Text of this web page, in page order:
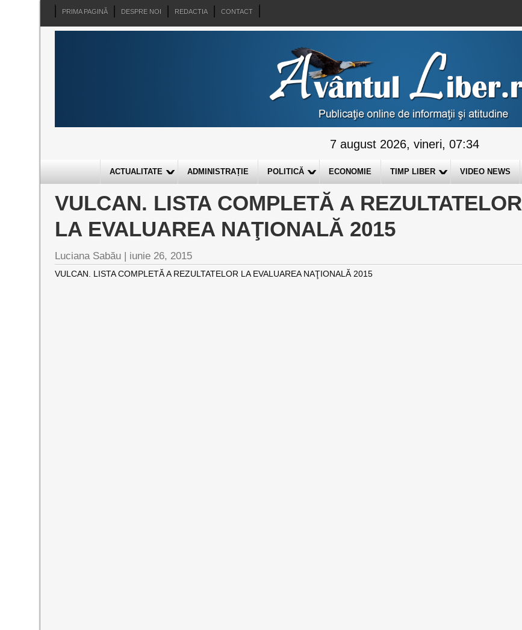
PRIMA PAGINĂ DESPRE NOI REDACTIA CONTACT
7 august 2026, vineri, 07:34
ACTUALITATE ADMINISTRAȚIE POLITICĂ ECONOMIE TIMP LIBER VIDEO NEWS
VULCAN. LISTA COMPLETĂ A REZULTATELOR
LA EVALUAREA NAŢIONALĂ 2015
Luciana Sabău | iunie 26, 2015
VULCAN. LISTA COMPLETĂ A REZULTATELOR LA EVALUAREA NAŢIONALĂ 2015